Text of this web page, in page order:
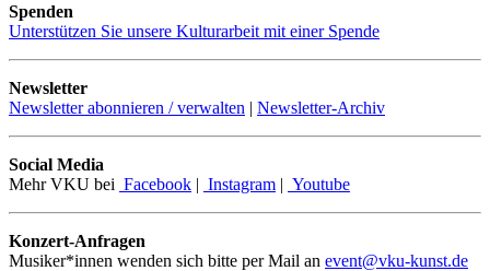
Spenden
Unterstützen Sie unsere Kulturarbeit mit einer Spende
Newsletter
Newsletter abonnieren / verwalten | Newsletter-Archiv
Social Media
Mehr VKU bei Facebook | Instagram | Youtube
Konzert-Anfragen
Musiker*innen wenden sich bitte per Mail an event@vku-kunst.de